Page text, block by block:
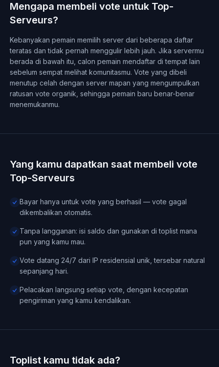
Mengapa membeli vote untuk Top-
Serveurs?
Kebanyakan pemain memilih server dari beberapa daftar
teratas dan tidak pernah menggulir lebih jauh. Jika servermu
berada di bawah itu, calon pemain mendaftar di tempat lain
sebelum sempat melihat komunitasmu. Vote yang dibeli
menutup celah dengan server mapan yang mengumpulkan
ratusan vote organik, sehingga pemain baru benar-benar
menemukanmu.
Yang kamu dapatkan saat membeli vote
Top-Serveurs
Bayar hanya untuk vote yang berhasil — vote gagal
dikembalikan otomatis.
Tanpa langganan: isi saldo dan gunakan di toplist mana
pun yang kamu mau.
Vote datang 24/7 dari IP residensial unik, tersebar natural
sepanjang hari.
Pelacakan langsung setiap vote, dengan kecepatan
pengiriman yang kamu kendalikan.
Toplist kamu tidak ada?